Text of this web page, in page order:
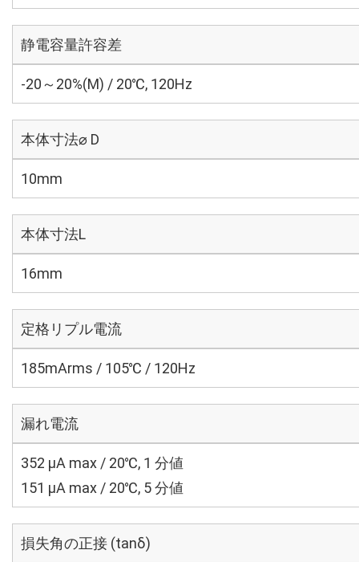
静電容量許容差
-20～20%(M) / 20℃, 120Hz
本体寸法⌀ D
10mm
本体寸法L
16mm
定格リプル電流
185mArms / 105℃ / 120Hz
漏れ電流
352 μA max / 20℃, 1 分値
151 μA max / 20℃, 5 分値
損失角の正接 (tanδ)